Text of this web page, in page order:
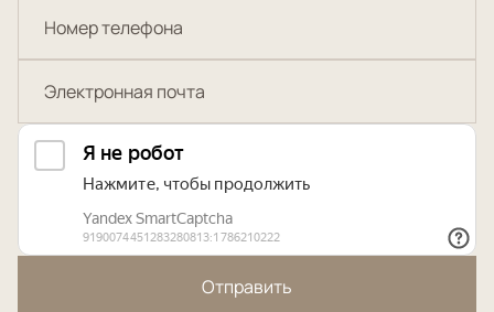
Отправить